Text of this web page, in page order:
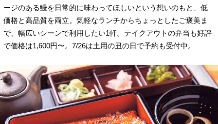
ージのある鰻を日常的に味わってほしいという想いのもと、低
価格と高品質を両立。気軽なランチからちょっとしたご褒美ま
で、幅広いシーンで利用したい1軒。テイクアウトの弁当も好評
で価格は1,600円〜。7/26は土用の丑の日で予約も受付中。